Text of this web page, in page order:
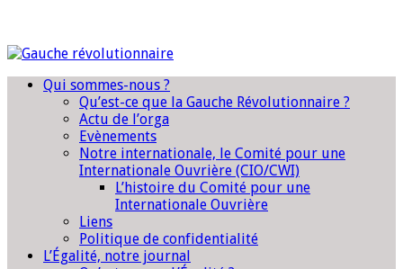
Qui sommes-nous ?
Qu’est-ce que la Gauche Révolutionnaire ?
Actu de l’orga
Evènements
Notre internationale, le Comité pour une
Internationale Ouvrière (CIO/CWI)
L’histoire du Comité pour une
Internationale Ouvrière
Liens
Politique de confidentialité
L’Égalité, notre journal